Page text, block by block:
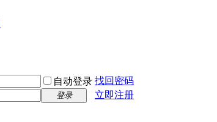
自动登录 找回密码
登录 立即注册